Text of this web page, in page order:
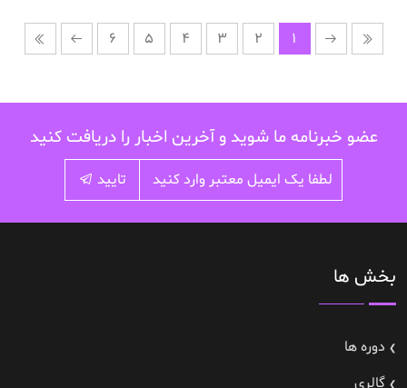
1
2
3
4
5
6
عضو خبرنامه ما شوید و آخرین اخبار را دریافت کنید
تایید
بخش ها
دوره ها
گالری